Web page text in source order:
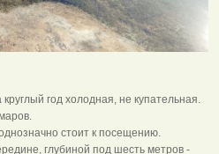
год холодная, не купательная.
стоит к посещению.
глубиной под шесть метров -